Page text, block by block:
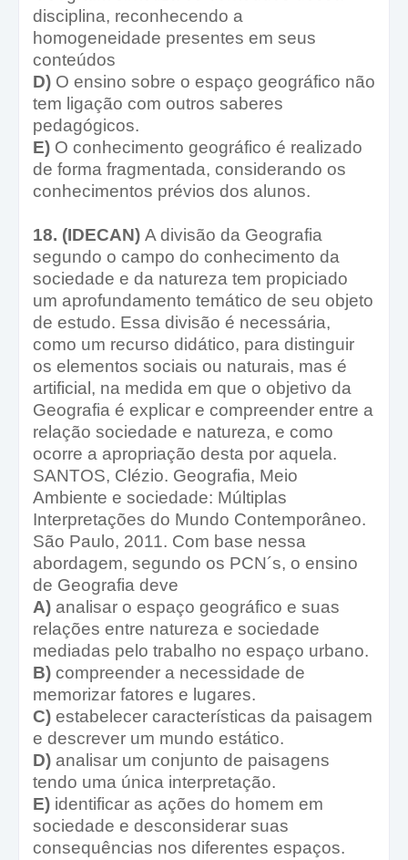
disciplina, reconhecendo a
homogeneidade presentes em seus
conteúdos
D) O ensino sobre o espaço geográfico não
tem ligação com outros saberes
pedagógicos.
E) O conhecimento geográfico é realizado
de forma fragmentada, considerando os
conhecimentos prévios dos alunos.
18. (IDECAN) A divisão da Geografia
segundo o campo do conhecimento da
sociedade e da natureza tem propiciado
um aprofundamento temático de seu objeto
de estudo. Essa divisão é necessária,
como um recurso didático, para distinguir
os elementos sociais ou naturais, mas é
artificial, na medida em que o objetivo da
Geografia é explicar e compreender entre a
relação sociedade e natureza, e como
ocorre a apropriação desta por aquela.
SANTOS, Clézio. Geografia, Meio
Ambiente e sociedade: Múltiplas
Interpretações do Mundo Contemporâneo.
São Paulo, 2011. Com base nessa
abordagem, segundo os PCN´s, o ensino
de Geografia deve
A) analisar o espaço geográfico e suas
relações entre natureza e sociedade
mediadas pelo trabalho no espaço urbano.
B) compreender a necessidade de
memorizar fatores e lugares.
C) estabelecer características da paisagem
e descrever um mundo estático.
D) analisar um conjunto de paisagens
tendo uma única interpretação.
E) identificar as ações do homem em
sociedade e desconsiderar suas
consequências nos diferentes espaços.